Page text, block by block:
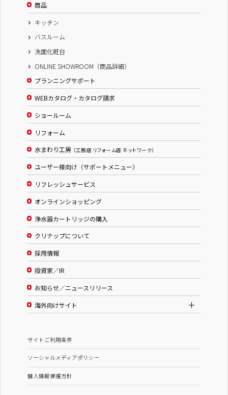
商品
キッチン
バスルーム
洗面化粧台
ONLINE SHOWROOM（商品詳細）
プランニングサポート
WEBカタログ・カタログ請求
ショールーム
リフォーム
水まわり工房 （工務店 リフォーム店 ネットワーク）
ユーザー様向け（サポートメニュー）
リフレッシュサービス
オンラインショッピング
浄水器カートリッジの購入
クリナップについて
採用情報
投資家／IR
お知らせ／ニュースリリース
海外向けサイト
サイトご利用条件
ソーシャルメディアポリシー
個人情報保護方針